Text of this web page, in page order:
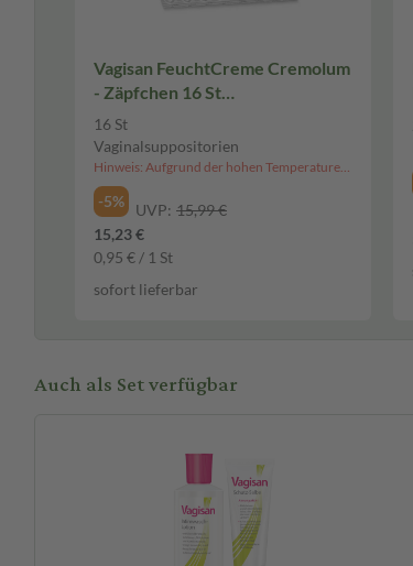
Vagisan FeuchtCreme Cremolum
- Zäpfchen 16 St
Vaginalsuppositorien
16 St
Vaginalsuppositorien
-5% UVP: 15,99 €
15,23 €
0,95 € / 1 St
sofort lieferbar
Auch als Set verfügbar